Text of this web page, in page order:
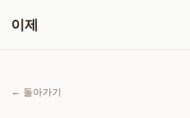
이제
← 돌아가기